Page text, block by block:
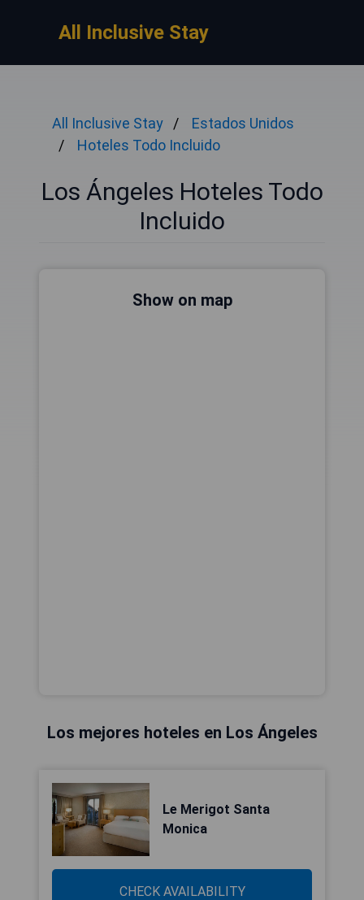
All Inclusive Stay
All Inclusive Stay
Estados Unidos
Hoteles Todo Incluido
Los Ángeles Hoteles Todo
Incluido
Show on map
Los mejores hoteles en Los Ángeles
Le Merigot Santa
Monica
CHECK AVAILABILITY